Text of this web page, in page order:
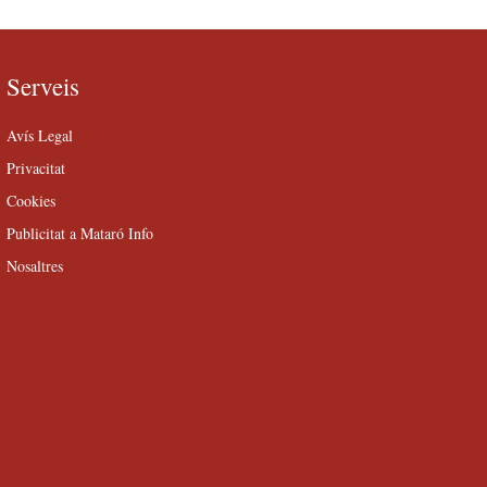
Serveis
Avís Legal
Privacitat
Cookies
Publicitat a Mataró Info
Nosaltres